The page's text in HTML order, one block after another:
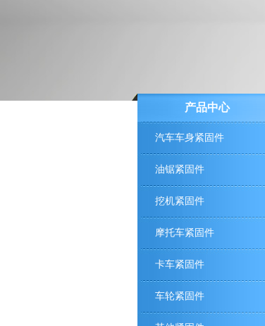
产品中心
汽车车身紧固件
油锯紧固件
挖机紧固件
摩托车紧固件
卡车紧固件
车轮紧固件